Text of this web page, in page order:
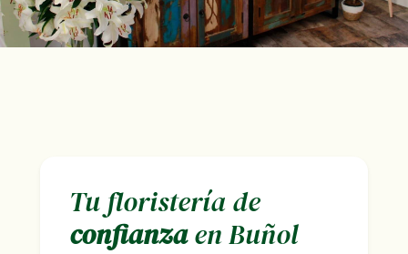
Tu floristería de
confianzaen Buñol